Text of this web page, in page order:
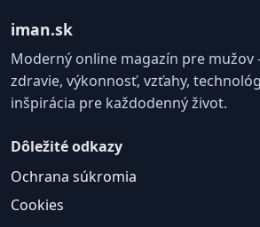
iman.sk
Moderný online magazín pre mužov
zdravie, výkonnosť, vzťahy,
inšpirácia pre každodenný život.
Dôležité odkazy
Ochrana súkromia
Cookies